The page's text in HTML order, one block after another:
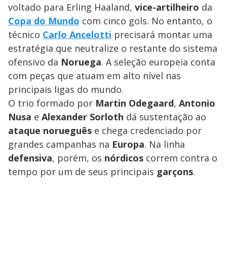
voltado para Erling Haaland, vice-artilheiro da
Copa do Mundo com cinco gols. No entanto, o
técnico Carlo Ancelotti precisará montar uma
estratégia que neutralize o restante do sistema
ofensivo da Noruega. A seleção europeia conta
com peças que atuam em alto nível nas
principais ligas do mundo.
O trio formado por Martin Odegaard, Antonio
Nusa e Alexander Sorloth dá sustentação ao
ataque norueguês e chega credenciado por
grandes campanhas na Europa. Na linha
defensiva, porém, os nórdicos correm contra o
tempo por um de seus principais garçons.